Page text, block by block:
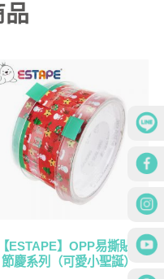
品
【ESTAPE】OPP易撕貼 –
節慶系列（可愛小聖誕）